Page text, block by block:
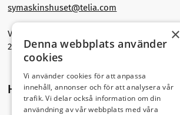
symaskinshuset@telia.com
Västra Storgatan 30
291 30 Kristianstad
Hitta hit
×
Denna webbplats använder
cookies
Vi använder cookies för att anpassa
innehåll, annonser och för att analysera vår
trafik. Vi delar också information om din
användning av vår webbplats med våra